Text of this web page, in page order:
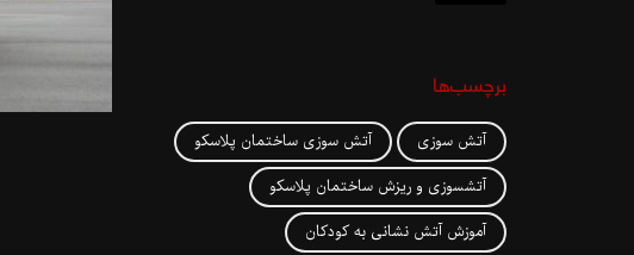
برچسب‌ها
آتش سوزی
آتش سوزی ساختمان پلاسکو
آتشسوزی و ریزش ساختمان پلاسکو
آموزش آتش نشانی به کودکان